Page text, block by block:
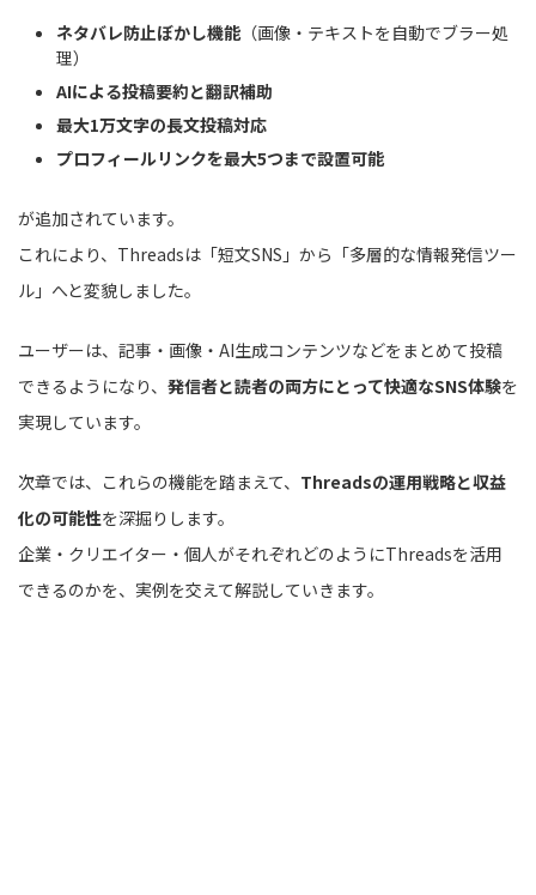
ネタバレ防止ぼかし機能（画像・テキストを自動でブラー処
理）
AIによる投稿要約と翻訳補助
最大1万文字の長文投稿対応
プロフィールリンクを最大5つまで設置可能
が追加されています。
これにより、Threadsは「短文SNS」から「多層的な情報発信ツー
ル」へと変貌しました。
ユーザーは、記事・画像・AI生成コンテンツなどをまとめて投稿
できるようになり、 発信者と読者の両方にとって快適なSNS体験を
実現しています。
次章では、これらの機能を踏まえて、 Threadsの運用戦略と収益
化の可能性を深掘りします。
企業・クリエイター・個人がそれぞれどのようにThreadsを活用
できるのかを、実例を交えて解説していきます。